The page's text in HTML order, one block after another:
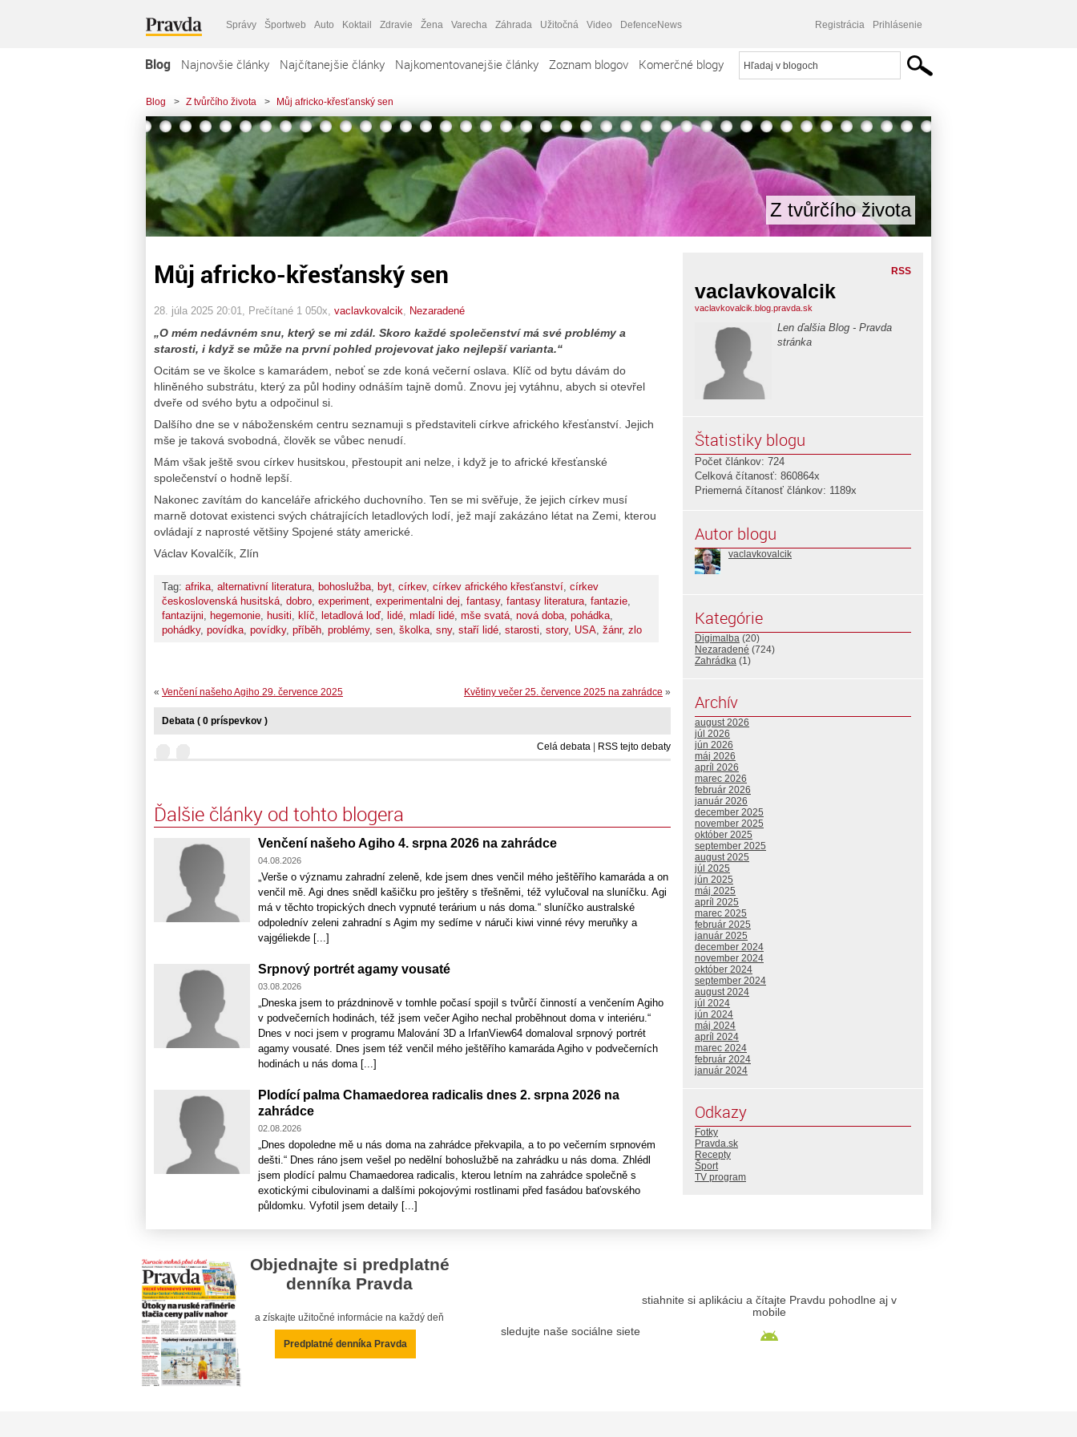
Správy Športweb Auto Koktail Zdravie Žena Varecha Záhrada Užitočná Video DefenceNews Registrácia Prihlásenie
Blog Najnovšie články Najčítanejšie články Najkomentovanejšie články Zoznam blogov Komerčné blogy
Blog > Z tvůrčího života > Můj africko-křesťanský sen
Z tvůrčího života
Můj africko-křesťanský sen
28. júla 2025 20:01 , Prečítané 1 050x, vaclavkovalcik Nezaradené
„O mém nedávném snu, který se mi zdál. Skoro každé společenství má své problémy a
starosti, i když se může na první pohled projevovat jako nejlepší varianta.“
Ocitám se ve školce s kamarádem, neboť se zde koná večerní oslava. Klíč od bytu dávám do
hliněného substrátu, který za půl hodiny odnáším tajně domů. Znovu jej vytáhnu, abych si otevřel
dveře od svého bytu a odpočinul si.
Dalšího dne se v náboženském centru seznamuji s představiteli církve afrického křesťanství. Jejich
mše je taková svobodná, člověk se vůbec nenudí.
Mám však ještě svou církev husitskou, přestoupit ani nelze, i když je to africké křesťanské
společenství o hodně lepší.
Nakonec zavítám do kanceláře afrického duchovního. Ten se mi svěřuje, že jejich církev musí
marně dotovat existenci svých chátrajících letadlových lodí, jež mají zakázáno létat na Zemi, kterou
ovládají z naprosté většiny Spojené státy americké.
Václav Kovalčík, Zlín
Tag: afrika, alternativní literatura, bohoslužba, byt, církev, církev afrického křesťanství, církev
československá husitská, dobro, experiment, experimentalni dej, fantasy, fantasy literatura, fantazie,
fantazijni, hegemonie, husiti, klíč, letadlová loď, lidé, mladí lidé, mše svatá, nová doba, pohádka,
pohádky, povídka, povídky, příběh, problémy, sen, školka, sny, staří lidé, starosti, story, USA, žánr, zlo
Květiny večer 25. července 2025 na zahrádce »
« Venčení našeho Agiho 29. července 2025
Debata ( 0 príspevkov )
Celá debata RSS tejto debaty
Ďalšie články od tohto blogera
Venčení našeho Agiho 4. srpna 2026 na zahrádce
04.08.2026
„Verše o významu zahradní zeleně, kde jsem dnes venčil mého ještěřího kamaráda a on
venčil mě. Agi dnes snědl kašičku pro ještěry s třešněmi, též vylučoval na sluníčku. Agi
má v těchto tropických dnech vypnuté terárium u nás doma.“ sluníčko australské
odpolednív zeleni zahradní s Agim my sedíme v náruči kiwi vinné révy meruňky a
vajgéliekde [...]
Srpnový portrét agamy vousaté
03.08.2026
„Dneska jsem to prázdninově v tomhle počasí spojil s tvůrčí činností a venčením Agiho
v podvečerních hodinách, též jsem večer Agiho nechal proběhnout doma v interiéru.“
Dnes v noci jsem v programu Malování 3D a IrfanView64 domaloval srpnový portrét
agamy vousaté. Dnes jsem též venčil mého ještěřího kamaráda Agiho v podvečerních
hodinách u nás doma [...]
Plodící palma Chamaedorea radicalis dnes 2. srpna 2026 na
zahrádce
02.08.2026
„Dnes dopoledne mě u nás doma na zahrádce překvapila, a to po večerním srpnovém
dešti.“ Dnes ráno jsem vešel po nedělní bohoslužbě na zahrádku u nás doma. Zhlédl
jsem plodící palmu Chamaedorea radicalis, kterou letním na zahrádce společně s
exotickými cibulovinami a dalšími pokojovými rostlinami před fasádou baťovského
půldomku. Vyfotil jsem detaily [...]
RSS
vaclavkovalcik
vaclavkovalcik.blog.pravda.sk
Len ďalšia Blog - Pravda
stránka
Štatistiky blogu
Počet článkov: 724
Celková čítanosť: 860864x
Priemerná čítanosť článkov: 1189x
Autor blogu
vaclavkovalcik
Kategórie
Digimalba (20)
Nezaradené (724)
Zahrádka (1)
Archív
august 2026
júl 2026
jún 2026
máj 2026
apríl 2026
marec 2026
február 2026
január 2026
december 2025
november 2025
október 2025
september 2025
august 2025
júl 2025
jún 2025
máj 2025
apríl 2025
marec 2025
február 2025
január 2025
december 2024
november 2024
október 2024
september 2024
august 2024
júl 2024
jún 2024
máj 2024
apríl 2024
marec 2024
február 2024
január 2024
Odkazy
Fotky
Pravda.sk
Recepty
Šport
TV program
Objednajte si predplatné
denníka Pravda
a získajte užitočné informácie na každý deň
Predplatné denníka Pravda
sledujte naše sociálne siete
stiahnite si aplikáciu a čítajte Pravdu pohodlne aj v
mobile